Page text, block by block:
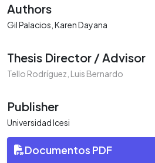
Authors
Gil Palacios, Karen Dayana
Thesis Director / Advisor
Tello Rodríguez, Luis Bernardo
Publisher
Universidad Icesi
Documentos PDF